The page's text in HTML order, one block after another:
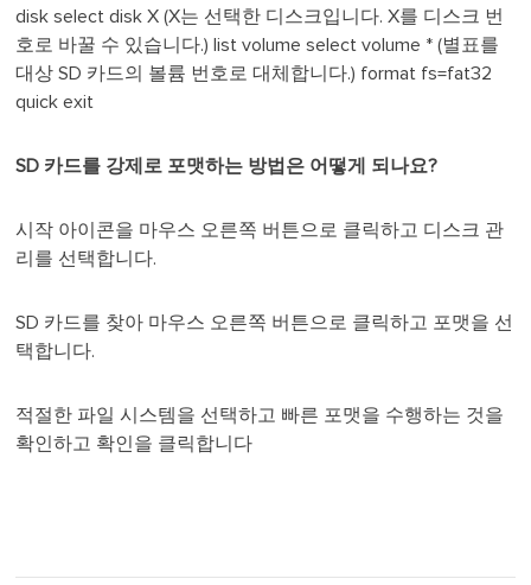
disk select disk X (X는 선택한 디스크입니다. X를 디스크 번
호로 바꿀 수 있습니다.) list volume select volume * (별표를
대상 SD 카드의 볼륨 번호로 대체합니다.) format fs=fat32
quick exit
SD 카드를 강제로 포맷하는 방법은 어떻게 되나요?
시작 아이콘을 마우스 오른쪽 버튼으로 클릭하고 디스크 관
리를 선택합니다.
SD 카드를 찾아 마우스 오른쪽 버튼으로 클릭하고 포맷을 선
택합니다.
적절한 파일 시스템을 선택하고 빠른 포맷을 수행하는 것을
확인하고 확인을 클릭합니다